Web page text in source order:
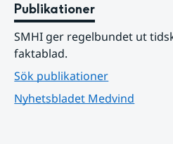
Publikationer
SMHI ger regelbundet ut
faktablad.
Sök publikationer
Nyhetsbladet Medvind